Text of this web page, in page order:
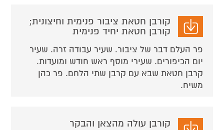
קורבן חטאת ציבור פנימית וחיצונית;
קורבן חטאת יחיד פנימית
פר העלם דבר של ציבור. שעיר עבודה זרה. שעיר
יום הכיפורים. שעירי מוסף ראש חודש ומועדות.
קרבן חטאת שבא עם קרבן שתי הלחם. פר כהן
משיח.
קורבן עולה מהצאן והבקר